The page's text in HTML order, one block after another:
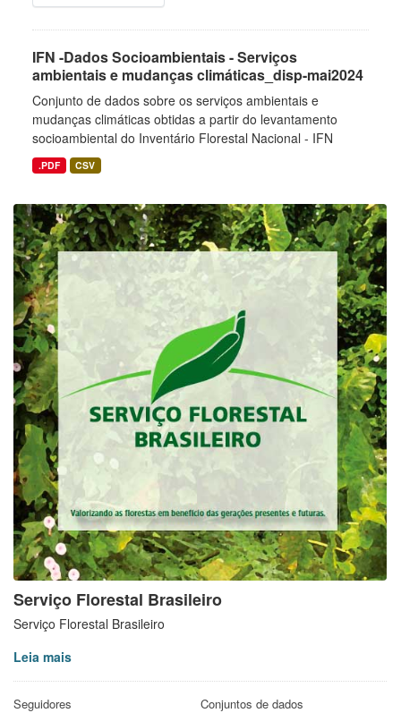
Serviço Florestal Brasileiro
Serviço Florestal Brasileiro
Leia mais
Seguidores Conjuntos de dados
IFN -Dados Socioambientais - Serviços
ambientais e mudanças climáticas_disp-mai2024
Conjunto de dados sobre os serviços ambientais e
mudanças climáticas obtidas a partir do levantamento
socioambiental do Inventário Florestal Nacional - IFN
.PDF CSV